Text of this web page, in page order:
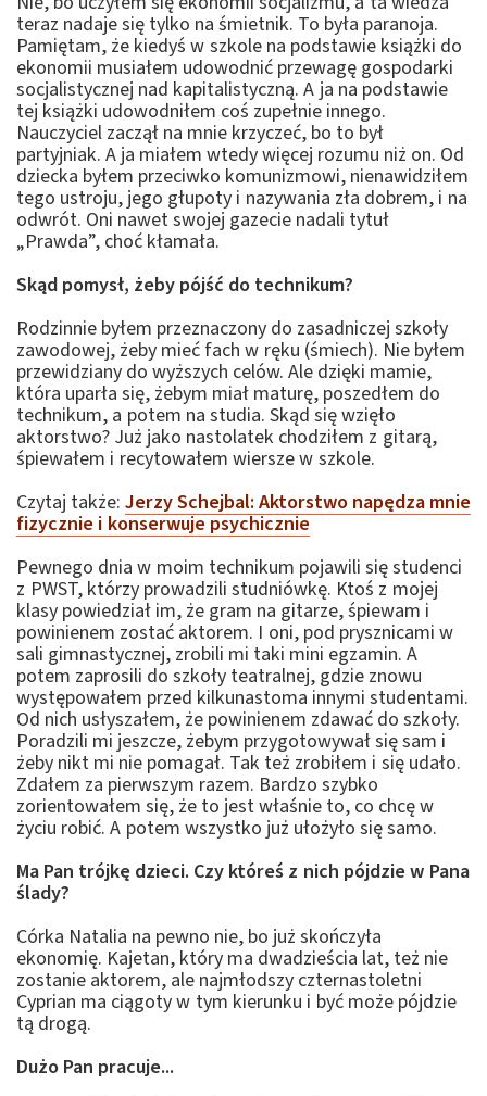
teraz nadaje się tylko na śmietnik. To była paranoja.
Pamiętam, że kiedyś w szkole na podstawie książki do
ekonomii musiałem udowodnić przewagę gospodarki
socjalistycznej nad kapitalistyczną. A ja na podstawie
tej książki udowodniłem coś zupełnie innego.
Nauczyciel zaczął na mnie krzyczeć, bo to był
partyjniak. A ja miałem wtedy więcej rozumu niż on. Od
dziecka byłem przeciwko komunizmowi, nienawidziłem
tego ustroju, jego głupoty i nazywania zła dobrem, i na
odwrót. Oni nawet swojej gazecie nadali tytuł
„Prawda”, choć kłamała.
Skąd pomysł, żeby pójść do technikum?
Rodzinnie byłem przeznaczony do zasadniczej szkoły
zawodowej, żeby mieć fach w ręku (śmiech). Nie byłem
przewidziany do wyższych celów. Ale dzięki mamie,
która uparła się, żebym miał maturę, poszedłem do
technikum, a potem na studia. Skąd się wzięło
aktorstwo? Już jako nastolatek chodziłem z gitarą,
śpiewałem i recytowałem wiersze w szkole.
Czytaj także: Jerzy Schejbal: Aktorstwo napędza mnie
fizycznie i konserwuje psychicznie
Pewnego dnia w moim technikum pojawili się studenci
z PWST, którzy prowadzili studniówkę. Ktoś z mojej
klasy powiedział im, że gram na gitarze, śpiewam i
powinienem zostać aktorem. I oni, pod prysznicami w
sali gimnastycznej, zrobili mi taki mini egzamin. A
potem zaprosili do szkoły teatralnej, gdzie znowu
występowałem przed kilkunastoma innymi studentami.
Od nich usłyszałem, że powinienem zdawać do szkoły.
Poradzili mi jeszcze, żebym przygotowywał się sam i
żeby nikt mi nie pomagał. Tak też zrobiłem i się udało.
Zdałem za pierwszym razem. Bardzo szybko
zorientowałem się, że to jest właśnie to, co chcę w
życiu robić. A potem wszystko już ułożyło się samo.
Ma Pan trójkę dzieci. Czy któreś z nich pójdzie w Pana
ślady?
Córka Natalia na pewno nie, bo już skończyła
ekonomię. Kajetan, który ma dwadzieścia lat, też nie
zostanie aktorem, ale najmłodszy czternastoletni
Cyprian ma ciągoty w tym kierunku i być może pójdzie
tą drogą.
Dużo Pan pracuje...